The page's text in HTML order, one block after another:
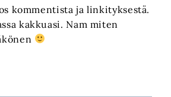
kommentista ja linkityksestä.
kakkuasi. Nam miten